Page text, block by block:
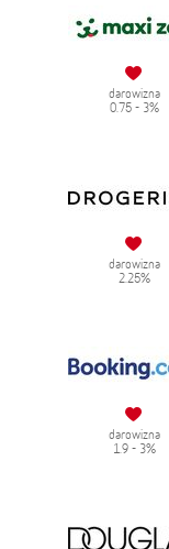
darowizna
0.75 - 3%
darowizna
2.25%
darowizna
1.9 - 3%